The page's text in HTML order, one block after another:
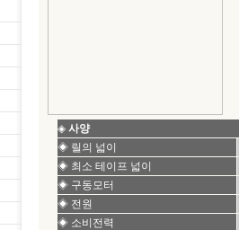
◈ 사양
◈ 릴의 넓이
◈ 최소 테이프 넓이
◈ 구동모터
◈ 전원
◈ 소비전력